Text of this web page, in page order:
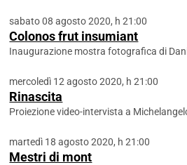
sabato 08 agosto 2020, h 21:00
Colonos frut insumiant
Inaugurazione mostra fotografica di
mercoledì 12 agosto 2020, h 21:00
Rinascita
Proiezione video-intervista a
martedì 18 agosto 2020, h 21:00
Mestri di mont